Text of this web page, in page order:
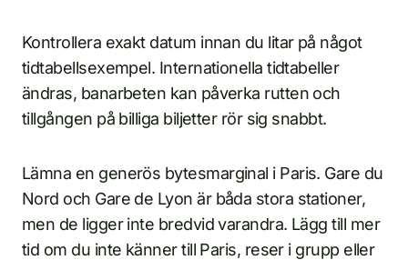
Kontrollera exakt datum innan du litar på något
tidtabellsexempel. Internationella tidtabeller
ändras, banarbeten kan påverka rutten och
tillgången på billiga biljetter rör sig snabbt.
Lämna en generös bytesmarginal i Paris. Gare du
Nord och Gare de Lyon är båda stora stationer,
men de ligger inte bredvid varandra. Lägg till mer
tid om du inte känner till Paris, reser i grupp eller